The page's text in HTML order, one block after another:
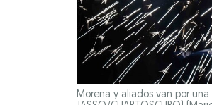
Morena y aliados van por